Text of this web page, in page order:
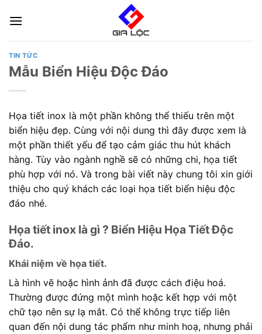
TIN TỨC
Mẫu Biển Hiệu Độc Đáo
Họa tiết inox là một phần không thể thiếu trên một
biển hiệu đẹp. Cùng với nội dung thì đây được xem là
một phần thiết yếu để tạo cảm giác thu hút khách
hàng. Tùy vào ngành nghề sẽ có những chi, họa tiết
phù hợp với nó. Và trong bài viết này chung tôi xin giới
thiệu cho quý khách các loại họa tiết biển hiệu độc
đáo nhé.
Họa tiết inox là gì ? Biển Hiệu Họa Tiết Độc
Đáo.
Khái niệm về họa tiết.
Là hình vẽ hoặc hình ảnh đã được cách điệu hoá.
Thường được đứng một mình hoặc kết hợp với một
chữ tạo nên sự lạ mắt. Có thể không trực tiếp liên
quan đến nội dung tác phẩm như minh hoạ, nhưng phải